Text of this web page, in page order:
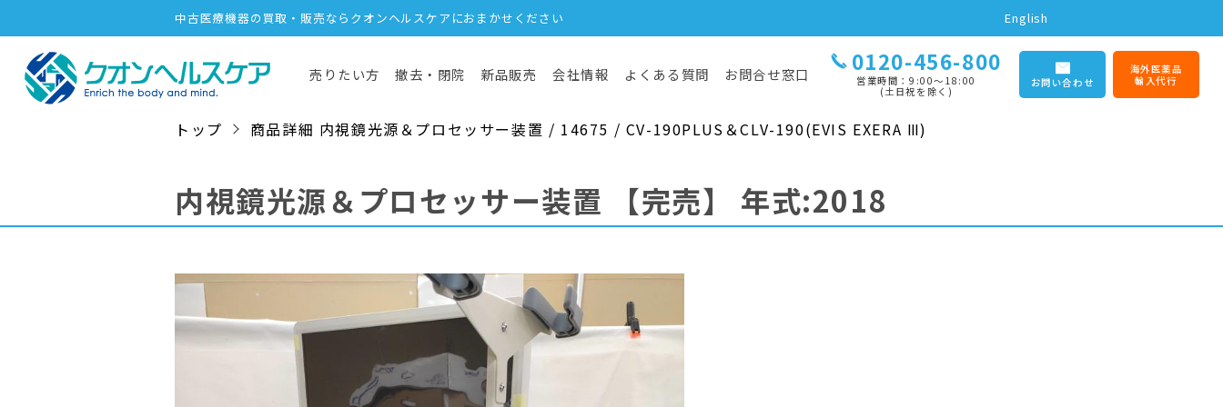
中古医療機器の買取・販売ならクオンヘルスケアにおまかせください English
売りたい方 撤去・閉院 新品販売 会社情報 よくある質問 お問合せ窓口 0120-456-800
営業時間：9:00〜18:00
(土日祝を除く)
お問い合わせ
海外医薬品
輸入代行
トップ 商品詳細 内視鏡光源＆プロセッサー装置 / 14675 / CV-190PLUS＆CLV-190(EVIS EXERA Ⅲ)
内視鏡光源＆プロセッサー装置 【完売】 年式:2018